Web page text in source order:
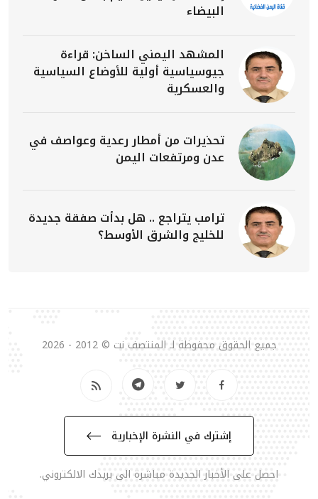
البيضاء
المشهد اليمني الساخن: قراءة
جيوسياسية أولية للأوضاع السياسية
والعسكرية
تحذيرات من أمطار رعدية وعواصف في
عدن ومرتفعات اليمن
ترامب يتراجع .. هل بدأت صفقة جديدة
للخليج والشرق الأوسط؟
جميع الحقوق محفوظة لـ المنتصف نت © 2012 - 2026
إشترك في النشرة الإخبارية
احصل على الأخبار الجديدة مباشرة الى بريدك الالكتروني.